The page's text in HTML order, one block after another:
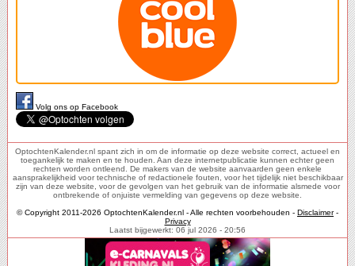
Volg ons op Facebook
OptochtenKalender.nl spant zich in om de informatie op deze website correct, actueel en
toegankelijk te maken en te houden. Aan deze internetpublicatie kunnen echter geen
rechten worden ontleend. De makers van de website aanvaarden geen enkele
aansprakelijkheid voor technische of redactionele fouten, voor het tijdelijk niet beschikbaar
zijn van deze website, voor de gevolgen van het gebruik van de informatie alsmede voor
ontbrekende of onjuiste vermelding van gegevens op deze website.
© Copyright 2011-2026 OptochtenKalender.nl - Alle rechten voorbehouden - Disclaimer-
Privacy
Laatst bijgewerkt: 06 jul 2026 - 20:56